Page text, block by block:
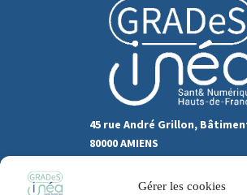
Gérer les cookies
45 rue André Grillon,
80000 AMIENS